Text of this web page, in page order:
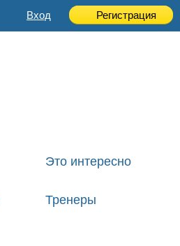
Вход Регистрация
Это интересно
Тренеры